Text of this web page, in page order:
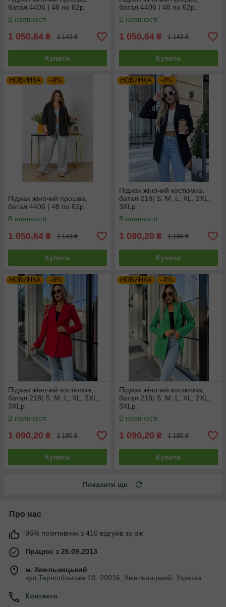
батал 4406 | 48 по 62р.
В наявності
1 050,64 ₴ 1 142 ₴
Купити
батал 4406 | 48 по 62р.
В наявності
1 050,64 ₴ 1 142 ₴
Купити
НОВИНКА –8%
Піджак жіночий прошва,
батал 4406 | 48 по 62р.
В наявності
1 050,64 ₴ 1 142 ₴
Купити
НОВИНКА –8%
Піджак жіночий костюмка,
батал 218| S, M, L, XL, 2XL,
3XLр.
В наявності
1 090,20 ₴ 1 185 ₴
Купити
НОВИНКА –8%
Піджак жіночий костюмка,
батал 218| S, M, L, XL, 2XL,
3XLр.
В наявності
1 090,20 ₴ 1 185 ₴
Купити
НОВИНКА –8%
Піджак жіночий костюмка,
батал 218| S, M, L, XL, 2XL,
3XLр.
В наявності
1 090,20 ₴ 1 185 ₴
Купити
Показати ще
Про нас
95% позитивних з 410 відгуків за рік
Працює з 26.09.2013
м. Хмельницький
вул.Тернопільська 19, 29016, Хмельницький, Україна
Контакти